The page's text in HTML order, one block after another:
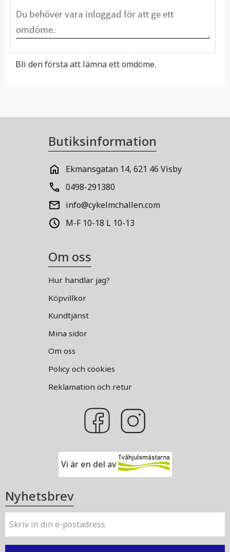
Bli den första att lämna ett omdöme.
Butiksinformation
Ekmansgatan 14, 621 46 Visby
0498-291380
info@cykelmchallen.com
M-F 10-18 L 10-13
Om oss
Hur handlar jag?
Köpvillkor
Kundtjänst
Mina sidor
Om oss
Policy och cookies
Reklamation och retur
Vi är en del av
Nyhetsbrev